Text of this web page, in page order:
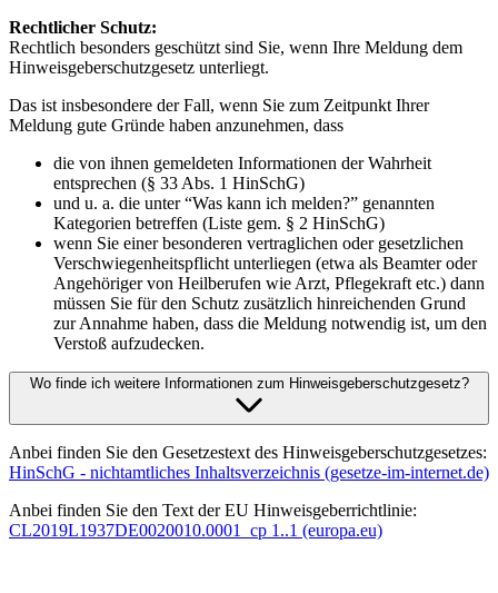
Rechtlicher Schutz:
Rechtlich besonders geschützt sind Sie, wenn Ihre Meldung dem
Hinweisgeberschutzgesetz unterliegt.
Das ist insbesondere der Fall, wenn Sie zum Zeitpunkt Ihrer
Meldung gute Gründe haben anzunehmen, dass
die von ihnen gemeldeten Informationen der Wahrheit
entsprechen (§ 33 Abs. 1 HinSchG)
und u. a. die unter “Was kann ich melden?” genannten
Kategorien betreffen (Liste gem. § 2 HinSchG)
wenn Sie einer besonderen vertraglichen oder gesetzlichen
Verschwiegenheitspflicht unterliegen (etwa als Beamter oder
Angehöriger von Heilberufen wie Arzt, Pflegekraft etc.) dann
müssen Sie für den Schutz zusätzlich hinreichenden Grund
zur Annahme haben, dass die Meldung notwendig ist, um den
Verstoß aufzudecken.
Wo finde ich weitere Informationen zum Hinweisgeberschutzgesetz?
Anbei finden Sie den Gesetzestext des Hinweisgeberschutzgesetzes:
HinSchG - nichtamtliches Inhaltsverzeichnis (gesetze-im-internet.de)
Anbei finden Sie den Text der EU Hinweisgeberrichtlinie:
CL2019L1937DE0020010.0001_cp 1..1 (europa.eu)